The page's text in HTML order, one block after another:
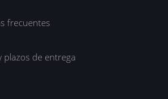
frecuentes
plazos de entrega